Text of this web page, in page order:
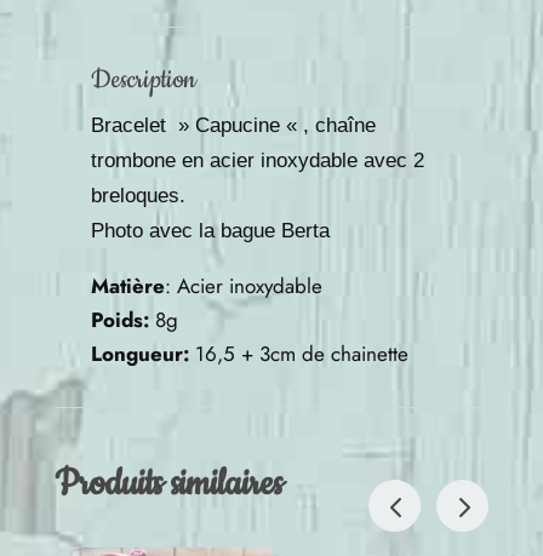
Description
Bracelet » Capucine « , chaîne
trombone en acier inoxydable avec 2
breloques.
Photo avec la bague Berta
Matière: Acier inoxydable
Poids:8g
Longueur:16,5 + 3cm de chainette
Produits similaires